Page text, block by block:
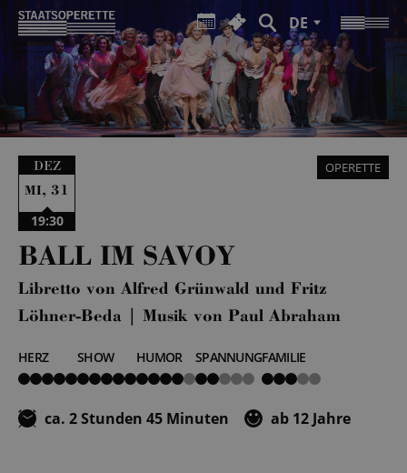
DE
DEZ
MI, 31
19:30
OPERETTE
BALL IM SAVOY
Libretto von Alfred Grünwald und Fritz
Löhner-Beda | Musik von Paul Abraham
HERZ
5
von
SHOW
5
von
HUMOR
4
von
SPANNUNG
2
von
FAMILIE
3
von
ca. 2 Stunden 45 Minuten ab 12 Jahre